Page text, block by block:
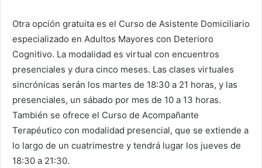
Otra opción gratuita es el Curso de Asistente Domiciliario
especializado en Adultos Mayores con Deterioro
Cognitivo. La modalidad es virtual con encuentros
presenciales y dura cinco meses. Las clases virtuales
sincrónicas serán los martes de 18:30 a 21 horas, y las
presenciales, un sábado por mes de 10 a 13 horas.
También se ofrece el Curso de Acompañante
Terapéutico con modalidad presencial, que se extiende a
lo largo de un cuatrimestre y tendrá lugar los jueves de
18:30 a 21:30.